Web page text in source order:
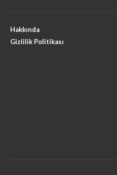
Hakkında
Gizlilik Politikası